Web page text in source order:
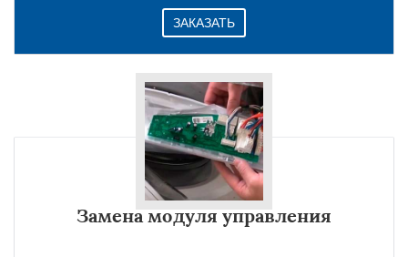
ЗАКАЗАТЬ
Замена модуля управления